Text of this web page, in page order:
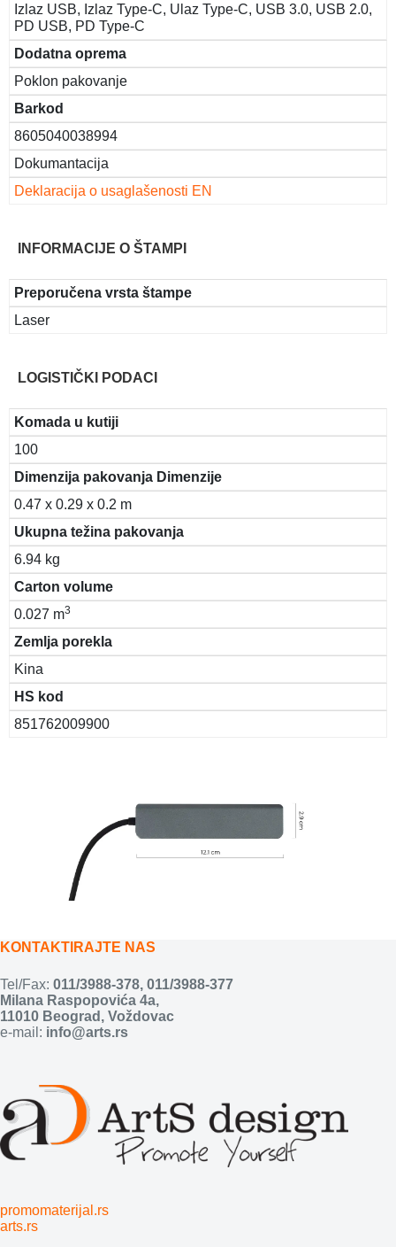
Izlaz USB, Izlaz Type-C, Ulaz Type-C, USB 3.0, USB 2.0,
PD USB, PD Type-C
Dodatna oprema
Poklon pakovanje
Barkod
8605040038994
Dokumantacija
Deklaracija o usaglašenosti EN
INFORMACIJE O ŠTAMPI
Preporučena vrsta štampe
Laser
LOGISTIČKI PODACI
Komada u kutiji
100
Dimenzija pakovanja Dimenzije
0.47 x 0.29 x 0.2 m
Ukupna težina pakovanja
6.94 kg
Carton volume
0.027 m3
Zemlja porekla
Kina
HS kod
851762009900
KONTAKTIRAJTE NAS
Tel/Fax: 011/3988-378, 011/3988-377
Milana Raspopovića 4a,
11010 Beograd, Voždovac
e-mail: info@arts.rs
promomaterijal.rs
arts.rs